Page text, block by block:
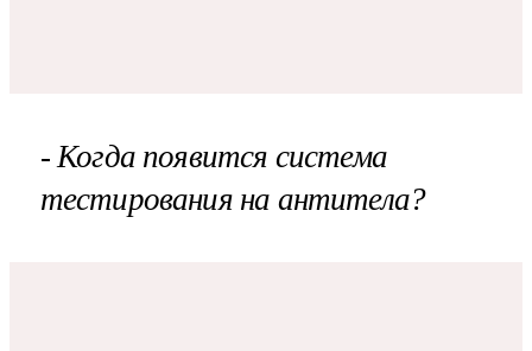
- Когда появится система
тестирования на антитела?